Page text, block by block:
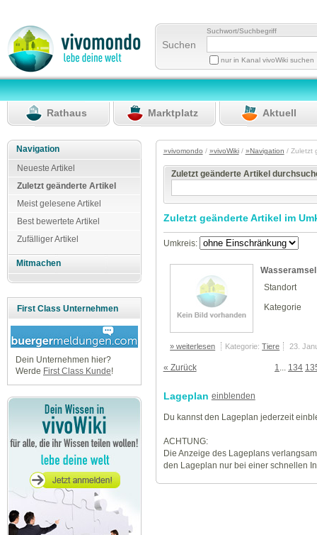
Suchen
Suchwort/Suchbegriff
nur in Kanal vivoWiki suchen
Rathaus Marktplatz Aktuell
Navigation
Neueste Artikel
Zuletzt geänderte Artikel
Meist gelesene Artikel
Best bewertete Artikel
Zufälliger Artikel
Mitmachen
First Class Unternehmen
Dein Unternehmen hier?
Werde First Class Kunde!
»vivomondo / »vivoWiki/ »Navigation / Zuletzt
Zuletzt geänderte Artikel
Zuletzt geänderte Artikel im
Umkreis:
Wasseramsel
Standort
Kategorie
» weiterlesen Kategorie:Tiere 23.
« Zurück 1... 134
Lageplan einblenden
Du kannst den Lageplan jederzeit
ACHTUNG:
Die Anzeige des Lageplans
den Lageplan nur bei einer schnellen